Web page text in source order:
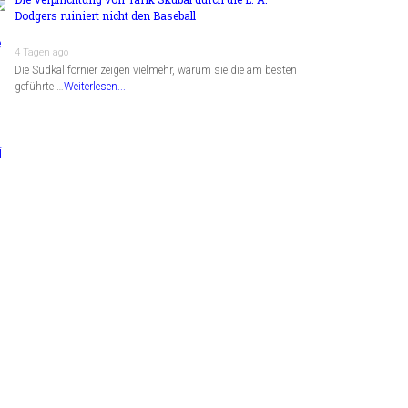
Dodgers ruiniert nicht den Baseball
4 Tagen ago
Die Südkalifornier zeigen vielmehr, warum sie die am besten
geführte …Weiterlesen...